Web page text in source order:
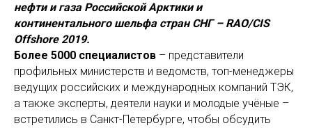
нефти и газа Российской Арктики и
континентального шельфа стран СНГ – RAO/CIS
Offshore 2019.
Более 5000 специалистов – представители
профильных министерств и ведомств, топ-менеджеры
ведущих российских и международных компаний ТЭК,
а также эксперты, деятели науки и молодые учёные –
встретились в Санкт-Петербурге, чтобы обсудить